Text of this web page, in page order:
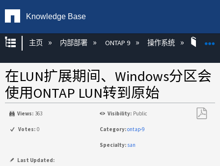
Knowledge Base
扩展/隐缩全局层次
主页 内部部署 ONTAP 9 操作系统
在LUN扩展期间、Windows分区会
使用ONTAP LUN转到原始
Views: 363 Visibility: Public
Votes: 0 Category:ontap-9
Specialty: san
Last Updated: